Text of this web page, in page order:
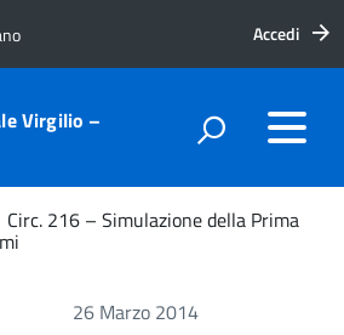
Accedi
Virgilio –
Circ. 216 – Simulazione della Prima
26 Marzo 2014